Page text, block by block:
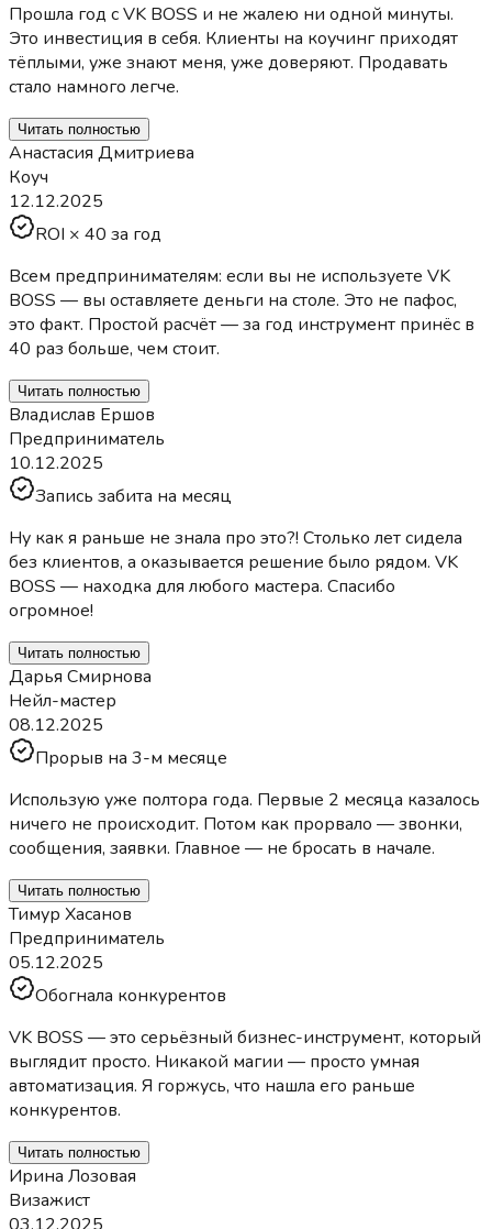
Прошла год с VK BOSS и не жалею ни одной минуты.
Это инвестиция в себя. Клиенты на коучинг приходят
тёплыми, уже знают меня, уже доверяют. Продавать
стало намного легче.
Читать полностью
Анастасия Дмитриева
Коуч
12.12.2025
ROI × 40 за год
Всем предпринимателям: если вы не используете VK
BOSS — вы оставляете деньги на столе. Это не пафос,
это факт. Простой расчёт — за год инструмент принёс в
40 раз больше, чем стоит.
Читать полностью
Владислав Ершов
Предприниматель
10.12.2025
Запись забита на месяц
Ну как я раньше не знала про это?! Столько лет сидела
без клиентов, а оказывается решение было рядом. VK
BOSS — находка для любого мастера. Спасибо
огромное!
Читать полностью
Дарья Смирнова
Нейл-мастер
08.12.2025
Прорыв на 3-м месяце
Использую уже полтора года. Первые 2 месяца казалось
ничего не происходит. Потом как прорвало — звонки,
сообщения, заявки. Главное — не бросать в начале.
Читать полностью
Тимур Хасанов
Предприниматель
05.12.2025
Обогнала конкурентов
VK BOSS — это серьёзный бизнес-инструмент, который
выглядит просто. Никакой магии — просто умная
автоматизация. Я горжусь, что нашла его раньше
конкурентов.
Читать полностью
Ирина Лозовая
Визажист